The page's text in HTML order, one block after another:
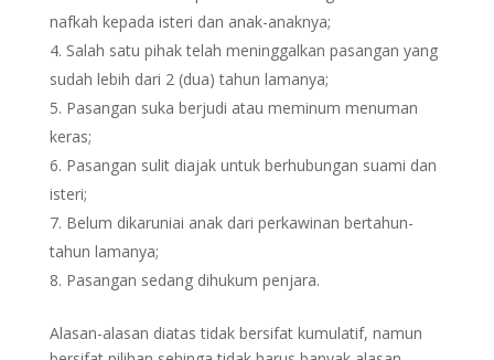
nafkah kepada isteri dan anak-anaknya;
Salah satu pihak telah meninggalkan pasangan yang
sudah lebih dari 2 (dua) tahun lamanya;
Pasangan suka berjudi atau meminum menuman
keras;
Pasangan sulit diajak untuk berhubungan suami dan
isteri;
Belum dikaruniai anak dari perkawinan bertahun-
tahun lamanya;
Pasangan sedang dihukum penjara.
Alasan-alasan diatas tidak bersifat kumulatif, namun